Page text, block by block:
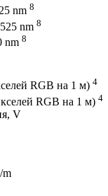
nm 8
nm 8
nm 8
RGB на 1 м) 4
RGB на 1 м) 4
V
m